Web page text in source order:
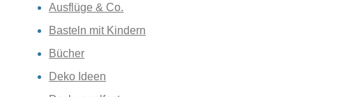
Ausflüge & Co.
Basteln mit Kindern
Bücher
Deko Ideen